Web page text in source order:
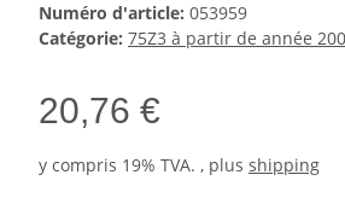
Numéro d'article: 053959
Catégorie: 75Z3 à partir de année
20,76 €
y compris 19% TVA. , plus shipping